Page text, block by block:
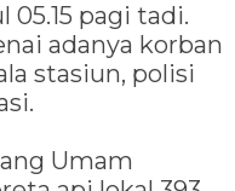
pagi tadi.
adanya korban
stasiun, polisi
Umam